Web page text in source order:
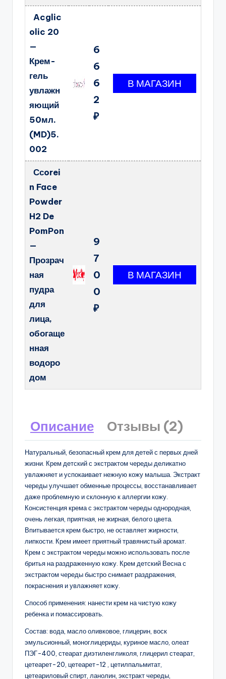
Acglic
olic 20
—
Крем-
гель
увлажн
яющий
50мл.
(MD)5.
002
6
6
6
2
₽
Ссorei
n Face
Powder
H2 De
PomPon
—
Прозрач
ная
пудра
для
лица,
обогаще
нная
водоро
дом
9
7
0
0
₽
Описание Отзывы (2)
Натуральный, безопасный крем для детей с первых дней
жизни. Крем детский с экстрактом череды деликатно
увлажняет и успокаивает нежную кожу малыша. Экстракт
череды улучшает обменные процессы, восстанавливает
даже проблемную и склонную к аллергии кожу.
Консистенция крема с экстрактом череды однородная,
очень легкая, приятная, не жирная, белого цвета.
Впитывается крем быстро, не оставляет жирности,
липкости. Крем имеет приятный травянистый аромат.
Крем с экстрактом череды можно использовать после
бритья на раздраженную кожу. Крем детский Весна с
экстрактом череды быстро снимает раздражения,
покраснения и увлажняет кожу.
Способ применения: нанести крем на чистую кожу
ребенка и помассировать.
Состав: вода, масло оливковое, глицерин, воск
эмульсионный, моноглицериды, куриное масло, олеат
ПЭГ-400, стеарат диэтиленгликоля, глицерил стеарат,
цетеарет-20, цетеарет-12 , цетилпальмитат,
цетеариловый спирт, ланолин, экстракт череды,